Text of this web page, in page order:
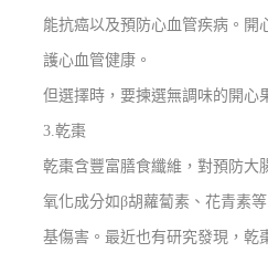
能抗癌以及預防心血管疾病。開
護心血管健康。
但選擇時，要揀選無調味的開心
3.乾棗
乾棗含豐富膳食纖維，對預防大
氧化成分如 β胡蘿蔔素、花青素
基傷害。最近也有研究發現，乾